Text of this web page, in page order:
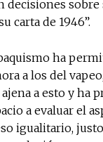
carta de 1946”.
ha
a los del
a esto y
a evaluar el
igualitario,